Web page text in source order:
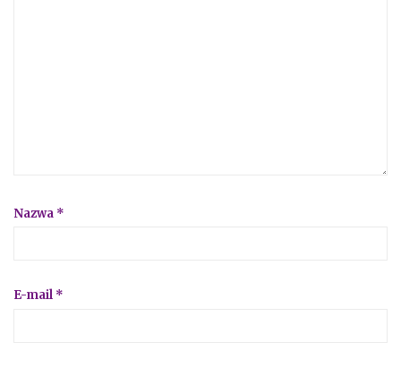
Nazwa *
E-mail *